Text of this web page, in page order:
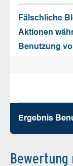
Fälschliche
Aktionen
Benutzung
Ergebnis
Bewertung